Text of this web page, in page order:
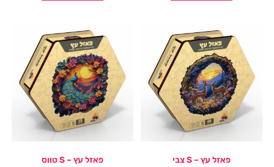
פאזל עץ – S צבי פאזל עץ – S טווס